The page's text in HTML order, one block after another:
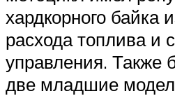
хардкорного байка
расхода топлива и
управления.
две младшие